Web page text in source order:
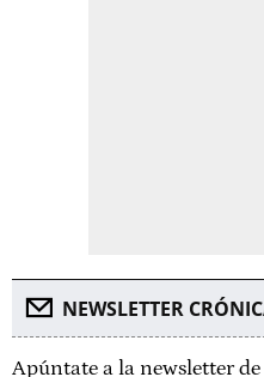
NEWSLETTER
Apúntate a la newsletter